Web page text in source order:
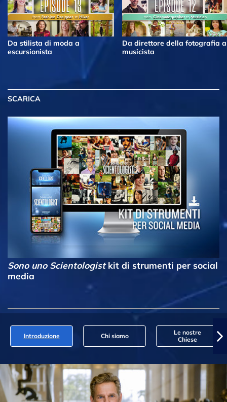
Da stilista di moda a
escursionista
Da direttore della fotografia a
musicista
SCARICA
Sono uno Scientologistkit di strumenti per social
media
Introduzione Chi siamo
Le nostre
Chiese